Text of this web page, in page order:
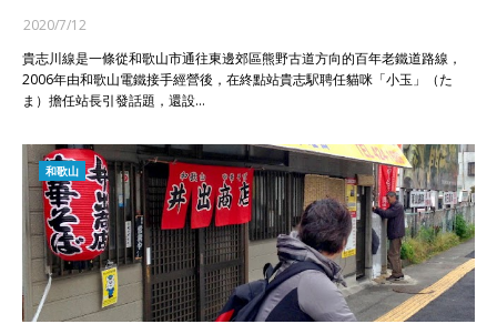
2020/7/12
貴志川線是一條從和歌山市通往東邊郊區熊野古道方向的百年老鐵道路線，
2006年由和歌山電鐵接手經營後，在終點站貴志駅聘任貓咪「小玉」（た
ま）擔任站長引發話題，還設…
和歌山